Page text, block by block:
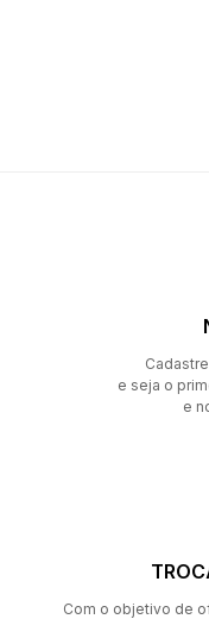
e seja o
e
Com o objetivo de